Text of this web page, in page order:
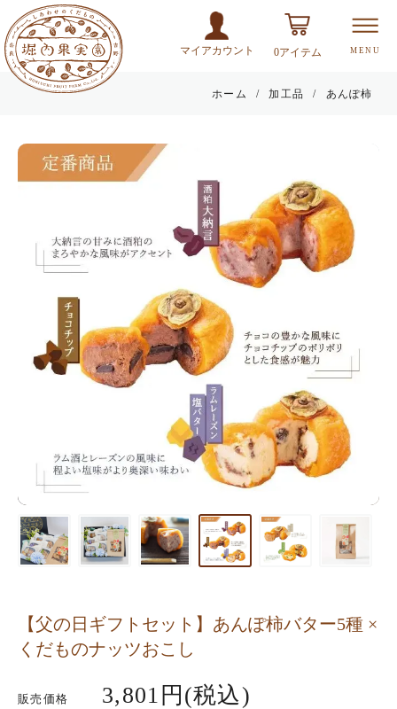
マイアカウント 0アイテム MENU
ホーム 加工品 あんぽ柿
【父の日ギフトセット】あんぽ柿バター5種 ×
くだものナッツおこし
販売価格 3,801円(税込)